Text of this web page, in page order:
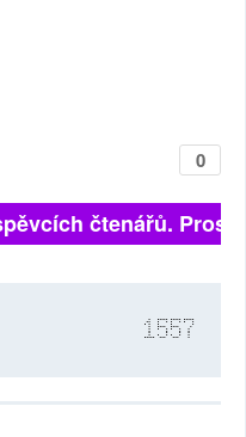
0
čtenářů.
1557